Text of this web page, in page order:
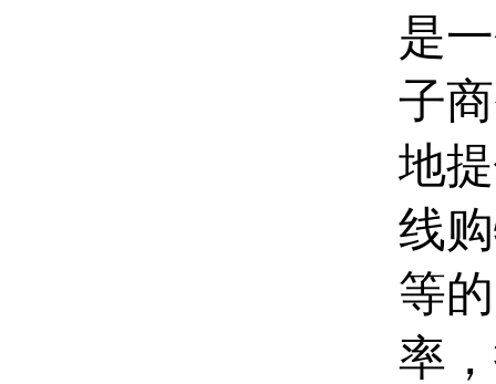
是
子
地
线
等
率